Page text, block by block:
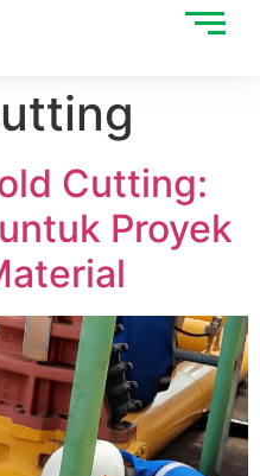
Cutting:
Proyek